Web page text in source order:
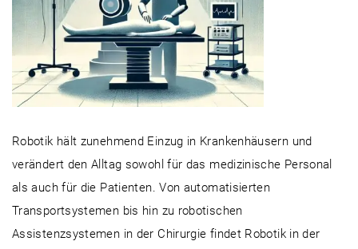
Robotik hält zunehmend Einzug in Krankenhäusern und
verändert den Alltag sowohl für das medizinische Personal
als auch für die Patienten. Von automatisierten
Transportsystemen bis hin zu robotischen
Assistenzsystemen in der Chirurgie findet Robotik in der